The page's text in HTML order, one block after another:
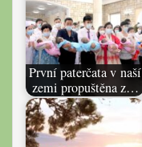
První paterčata v naší
zemi propuštěna z…